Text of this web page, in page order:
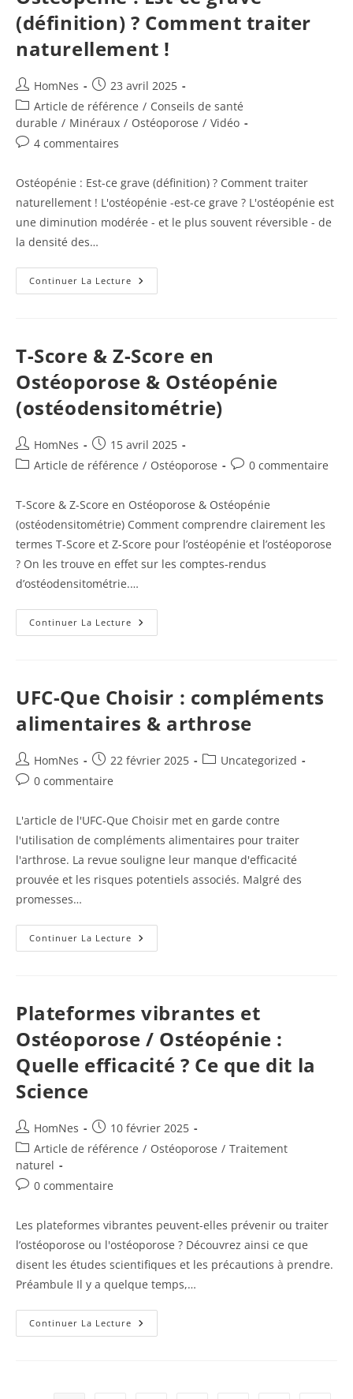
Conseils
Pratiques
(définition) ? Comment traiter
naturellement !
Auteur/autrice
de
la
publication :
HomNes
Publication
publiée :
23 avril 2025
Post
category:
Article de référence / Conseils de santé
durable / Minéraux / Ostéoporose / Vidéo
Commentaires
la
publication :
4 commentaires
Ostéopénie : Est-ce grave (définition) ? Comment traiter
naturellement ! L'ostéopénie -est-ce grave ? L'ostéopénie est
une diminution modérée - et le plus souvent réversible - de
la densité des…
Continuer La Lecture Ostéopénie
:
?
Comment
Naturellement
!
T-Score & Z-Score en
Ostéoporose & Ostéopénie
(ostéodensitométrie)
Auteur/autrice
de
HomNes
Publication
publiée :
15 avril 2025
PostArticle de référence / Ostéoporose
Commentaires
la
publication :
0 commentaire
T-Score & Z-Score en Ostéoporose & Ostéopénie
(ostéodensitométrie) Comment comprendre clairement les
termes T-Score et Z-Score pour l’ostéopénie et l’ostéoporose
? On les trouve en effet sur les comptes-rendus
d’ostéodensitométrie.…
Continuer La Lecture T-
Score
Ostéoporose
&
(ostéodensitométrie)
UFC-Que Choisir : compléments
alimentaires & arthrose
Auteur/autrice
de
HomNes
Publication
publiée :
22 février 2025
PostUncategorized
Commentaires
la
publication :
0 commentaire
L'article de l'UFC-Que Choisir met en garde contre
l'utilisation de compléments alimentaires pour traiter
l'arthrose. La revue souligne leur manque d'efficacité
prouvée et les risques potentiels associés. Malgré des
promesses…
Continuer La Lecture UFC-
Que
Arthrose
Plateformes vibrantes et
Ostéoporose / Ostéopénie :
Quelle efficacité ? Ce que dit la
Science
Auteur/autrice
de
la
publication :
HomNes
Publication
publiée :
10 février 2025
Post
category:
Article de référence / Ostéoporose / Traitement
naturel
Commentaires
la
publication :
0 commentaire
Les plateformes vibrantes peuvent-elles prévenir ou traiter
l’ostéoporose ou l'ostéoporose ? Découvrez ainsi ce que
disent les études scientifiques et les précautions à prendre.
Préambule Il y a quelque temps,…
Continuer La Lecture Plateformes
Vibrantes